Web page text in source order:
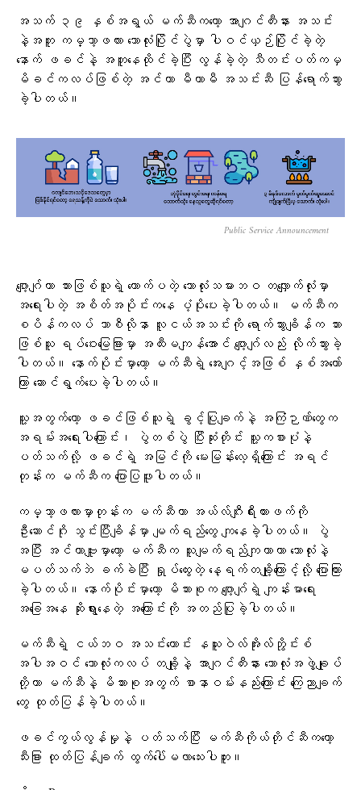
အသက် ၃၉ နှစ်အရွယ် မက်ဆီကတော့ အာဂျင်တီးနား အသင်း
နဲ့အတူ ကမ္ဘာ့ဖလား ဘောလုံးပြိုင်ပွဲမှာ ပါဝင်ယှဉ်ပြိုင်ခဲ့တဲ့
နောက် ဖခင်နဲ့ အတူနေထိုင်ခဲ့ပြီး လွန်ခဲ့တဲ့ သီတင်းပတ်ကမှ
မိခင်ကလပ်ဖြစ်တဲ့ အင်တာ မီယာမီ အသင်းဆီ ပြန်ရောက်သွား
ခဲ့ပါတယ်။
Public Service Announcement
ဂျော့ဂျ်ဟာ သားဖြစ်သူရဲ့ တောက်ပတဲ့ ဘောလုံးသမားဘဝ တလျှောက်လုံးမှာ
အရေးပါတဲ့ အစိတ်အပိုင်းကနေ ပံ့ပိုးပေးခဲ့ပါတယ်။ မက်ဆီက
စပိန်ကလပ် ဘာစီလိုနာ လူငယ်အသင်းကို ရောက်သွားချိန်က သား
ဖြစ်သူ ရပ်ဝေးမြေခြားမှာ အထီးမကျန်အောင် ဂျော့ဂျ်လည်း လိုက်သွားခဲ့
ပါတယ်။ နောက်ပိုင်းမှာတော့ မက်ဆီရဲ့ အေးဂျင့်အဖြစ် နှစ်အတော်
ကြာ ဆောင်ရွက်ပေးခဲ့ပါတယ်။
သူ့အတွက်တော့ ဖခင်ဖြစ်သူရဲ့ ခွင့်ပြုချက်နဲ့ အကြံဉာဏ်တွေက
အရမ်းအရေးပါကြောင်း၊ ပွဲတစ်ပွဲ ပြီးဆုံးတိုင်း သူ့ကစားပုံနဲ့
ပတ်သက်လို့ ဖခင်ရဲ့ အမြင်ကို မေးမြန်းလေ့ရှိကြောင်း အရင်
တုန်းက မက်ဆီက ပြောပြဖူးပါတယ်။
ကမ္ဘာ့ဖလားမှာတုန်းက မက်ဆီဟာ အယ်လ်ဂျီးရီးယားဖက်ကို
ဦးဆောင်ဂိုး သွင်းပြီးချိန်မှာ မျက်ရည်တွေ ကျနေခဲ့ပါတယ်။ ပွဲ
အပြီး အင်တာဗျူးမှာတော့ မက်ဆီက သူမျက်ရည်ကျတာဟာ ဘောလုံးနဲ့
မပတ်သက်ဘဲ ခက်ခဲပြီး ရှုပ်ထွေးတဲ့ နေ့ရက်တချို့ကြောင့်လို့ ပြောကြား
ခဲ့ပါတယ်။ နောက်ပိုင်းမှာတော့ မိသားစုက ဂျော့ဂျ်ရဲ့ ကျန်းမာရေး
အခြေအနေ ဆိုးရွားနေတဲ့ အကြောင်းကို အတည်ပြုခဲ့ပါတယ်။
မက်ဆီရဲ့ ငယ်ဘဝ အသင်းဟောင်း နယူးဝဲလ်အိုးလ်ဘွိုင်းစ်
အပါအဝင် ဘောလုံးကလပ် တချို့နဲ့ အာဂျင်တီးနား ဘောလုံးအဖွဲ့ချုပ်
တို့ဟာ မက်ဆီနဲ့ မိသားစုအတွက် စာနာဝမ်းနည်းကြောင်း ကြေညာချက်
တွေ ထုတ်ပြန်ခဲ့ပါတယ်။
ဖခင်ကွယ်လွန်မှုနဲ့ ပတ်သက်ပြီး မက်ဆီကိုယ်တိုင်ဆီကတော့
သီးခြား ထုတ်ပြန်ချက် ထွက်ပေါ်မလာသေးပါဘူး။